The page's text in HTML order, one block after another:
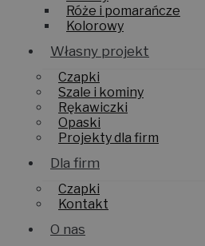
Róże i pomarańcze
Kolorowy
Własny projekt
Czapki
Szale i kominy
Rękawiczki
Opaski
Projekty dla firm
Dla firm
Czapki
Kontakt
O nas